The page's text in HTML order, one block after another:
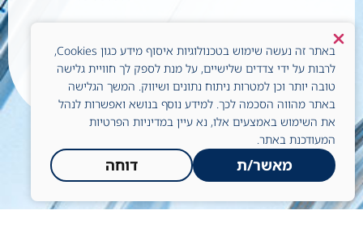
באתר זה נעשה שימוש בטכנולוגיות איסוף מידע כגון Cookies,
לרבות על ידי צדדים שלישיים, על מנת לספק לך חוויית גלישה
טובה יותר וכן למטרות ניתוח נתונים ושיווק. המשך הגלישה
באתר מהווה הסכמה לכך. למידע נוסף בנושא ואפשרות לנהל
את השימוש באמצעים אלו, נא עיין במדיניות הפרטיות
המעודכנת באתר.
מאשר/ת דוחה
מדיניות פרטיות
כל הזכויות שמורות © לשחר כימיקלים
בע"מ created by | HD